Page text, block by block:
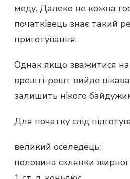
меду. Далеко не кожна
початківець знає такий
приготування.
Однак якщо зважитися
врешті-решт вийде
залишить нікого
Для початку слід
великий оселедець;
половина склянки